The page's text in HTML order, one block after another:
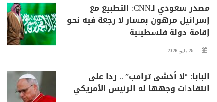
مصدر سعودي لـCNN: التطبيع مع
إسرائيل مرهون بمسار لا رجعة فيه نحو
إقامة دولة فلسطينية
25 مايو، 2026
البابا: “لا أخشى ترامب” .. ردا على
انتقادات وجهها له الرئيس الأمريكي